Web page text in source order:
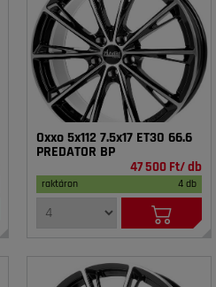
Oxxo 5x112 7.5x17 ET30 66.6
PREDATOR BP
47 500 Ft/ db
raktáron 4 db